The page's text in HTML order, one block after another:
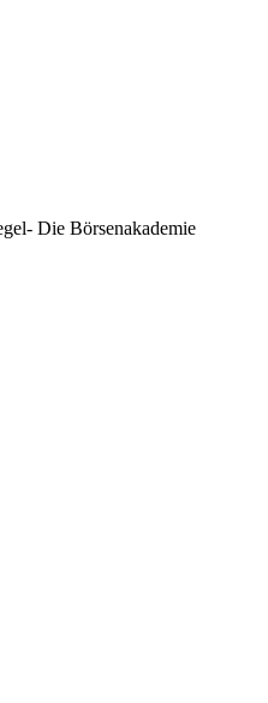
Die Börsenakademie